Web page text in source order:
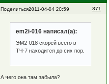
Поделиться 871
2011-04-04 20:59
em2i-016 написал(а):
ЭМ2-018 скорей всего в
ТЧ-7 находится до сих пор.
А чего она там забыла?